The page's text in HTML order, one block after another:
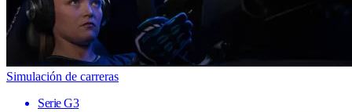
Simulación de carreras
Serie G3